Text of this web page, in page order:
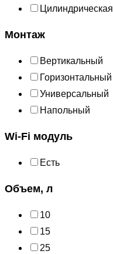
Цилиндрическая
Монтаж
Вертикальный
Горизонтальный
Универсальный
Напольный
Wi-Fi модуль
Есть
Объем, л
10
15
25